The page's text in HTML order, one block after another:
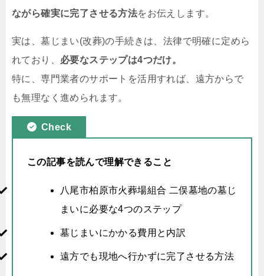
ながら確実に完了させる方法をお伝えします。
実は、墓じまい(改葬)の手続きは、法律で明確に定めら
れており、 必要なステップは4つだけ。
特に、専門業者のサポートを活用すれば、遠方からで
も無理なく進められます。
Check
この記事を読んで理解できること
八尾市柏原市火葬場組合 二俣墓地の墓じ
まいに必要な4つのステップ
墓じまいにかかる費用と内訳
遠方でも現地へ行かずに完了させる方法